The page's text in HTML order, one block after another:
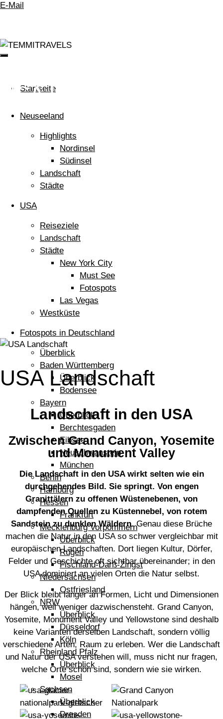
E-Mail
ZEIGE
DIR
WELTStartseite
Neuseeland
Highlights
Nordinsel
Südinsel
Landschaft
Städte
USA
Reiseziele
Landschaft
Städte
New York City
Must See
Fotospots
Las Vegas
Westküste
Fotospots in Deutschland
Überblick
Baden Württemberg
Überblick
Bodensee
Bayern
Überblick
Berchtesgaden
Eibsee
Neuschwanstein
München
Berlin
Hamburg
Hessen
Frankfurt
Mecklenburg Vorpommern
Überblick
Rügen
Fischland-Darß-Zingst
Niedersachsen
Ostfriesland
NRW
Überblick
Düsseldorf
Köln
Rheinland Pfalz
Überblick
Mosel
Sachsen
Überblick
Dresden
USA Landschaft
USA Landschaft
Landschaft in den USA
Zwischen Grand Canyon, Yosemite
und Monument Valley
Die Landschaft in den USA wirkt selten wie ein
durchgehendes Bild. Sie springt. Von engen
Granittälern zu offenen Wüstenebenen, von
dampfenden Quellen zu Küstennebel, von rotem
Sandstein zu dunklen Wäldern.Genau diese Brüche
machen die Natur in den USA so schwer vergleichbar mit
europäischen Landschaften. Dort liegen Kultur, Dörfer,
Felder und Geschichte oft sichtbar übereinander; in den
USA dominiert an vielen Orten die Natur selbst.
Der Blick bleibt länger an Formen, Licht und Dimensionen
hängen, weil weniger dazwischensteht. Grand Canyon,
Yosemite, Monument Valley und Yellowstone sind deshalb
keine Varianten derselben Landschaft, sondern völlig
verschiedene Arten, Raum zu erleben. Wer die Landschaft
und Natur der USA verstehen will, muss nicht nur fragen,
welche Orte schön sind, sondern wie sie wirken.